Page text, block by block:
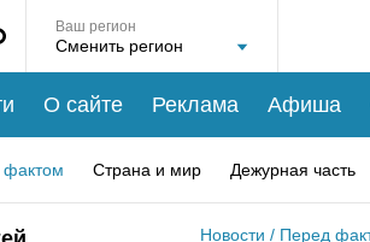
Ваш регион
О сайте Реклама Афиша
Страна и мир Дежурная часть
Новости / Перед